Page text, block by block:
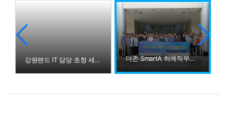
강원랜드 IT 담당 초청 세미나 더존 SmartA 하계직무연수